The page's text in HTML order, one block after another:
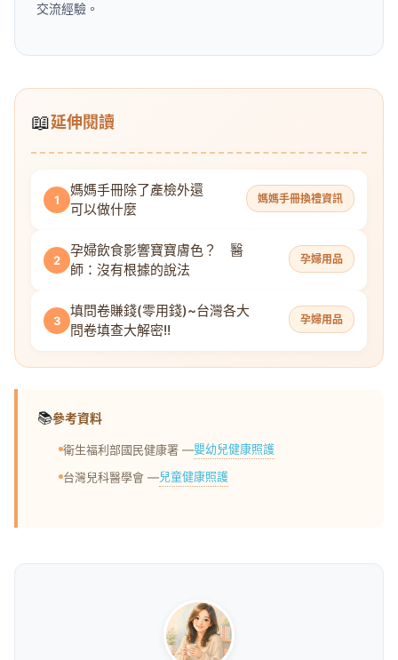
交流經驗。
📖延伸閱讀
1
媽媽手冊除了產檢外還
可以做什麼
媽媽手冊換禮資訊
2
孕婦飲食影響寶寶膚色？ 醫
師：沒有根據的說法
孕婦用品
3
填問卷賺錢(零用錢)~台灣各大
問卷填查大解密!!
孕婦用品
📚參考資料
衛生福利部國民健康署 —嬰幼兒健康照護
台灣兒科醫學會 —兒童健康照護